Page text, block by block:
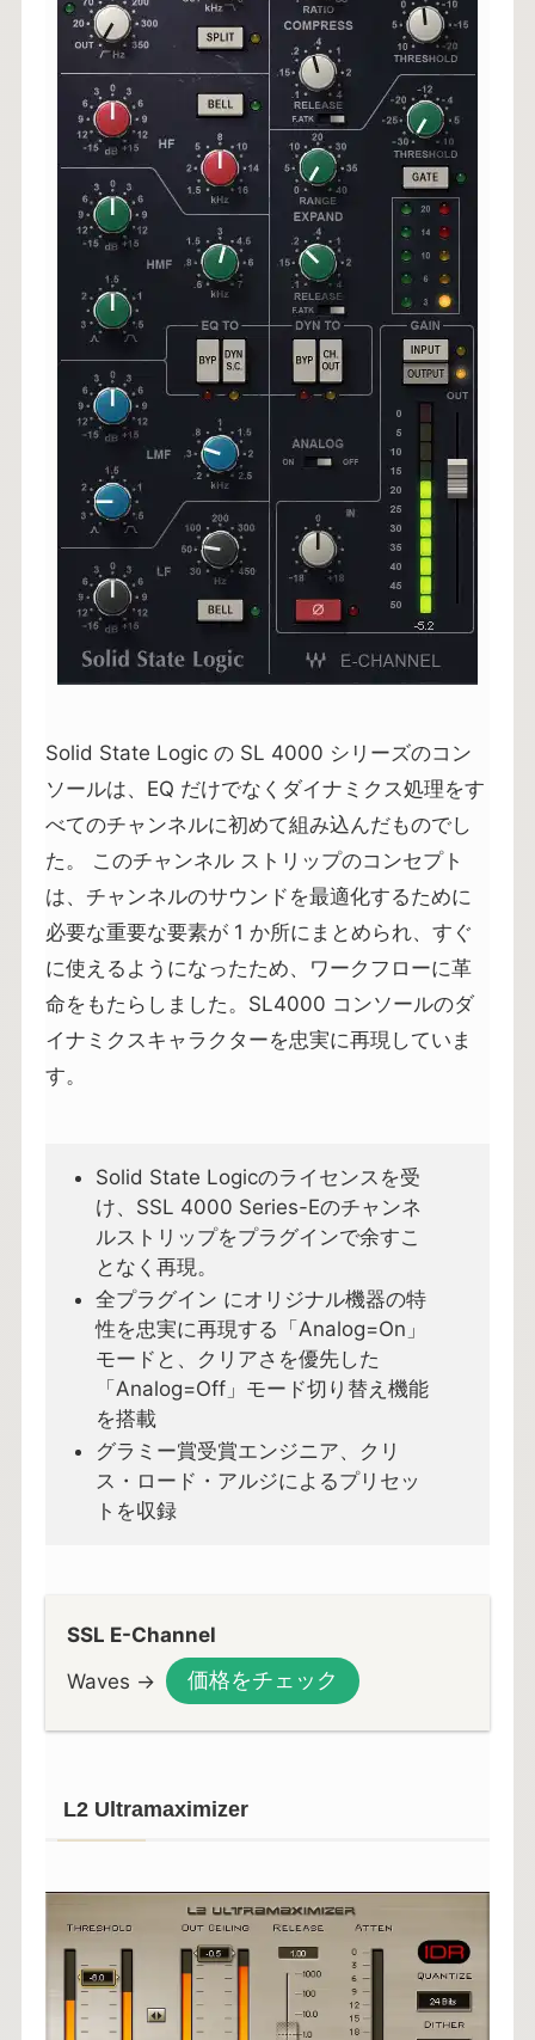
Solid State Logic の SL 4000 シリーズのコン
ソールは、EQ だけでなくダイナミクス処理をす
べてのチャンネルに初めて組み込んだものでし
た。 このチャンネル ストリップのコンセプト
は、チャンネルのサウンドを最適化するために
必要な重要な要素が 1 か所にまとめられ、すぐ
に使えるようになったため、ワークフローに革
命をもたらしました。SL4000 コンソールのダ
イナミクスキャラクターを忠実に再現していま
す。
Solid State Logicのライセンスを受
け、SSL 4000 Series-Eのチャンネ
ルストリップをプラグインで余すこ
となく再現。
全プラグイン にオリジナル機器の特
性を忠実に再現する「Analog=On」
モードと、クリアさを優先した
「Analog=Off」モード切り替え機能
を搭載
グラミー賞受賞エンジニア、クリ
ス・ロード・アルジによるプリセッ
トを収録
SSL E-Channel
Waves →
価格をチェック
L2 Ultramaximizer